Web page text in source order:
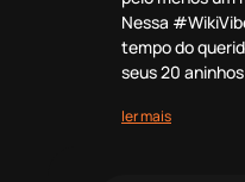
Nessa
tempo do
seus 20
ler mais